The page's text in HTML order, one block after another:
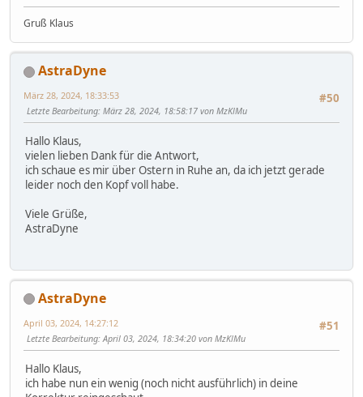
Gruß Klaus
AstraDyne
#50
März 28, 2024, 18:33:53
Letzte Bearbeitung: März 28, 2024, 18:58:17 von MzKlMu
Hallo Klaus,
vielen lieben Dank für die Antwort,
ich schaue es mir über Ostern in Ruhe an, da ich jetzt gerade
leider noch den Kopf voll habe.
Viele Grüße,
AstraDyne
AstraDyne
#51
April 03, 2024, 14:27:12
Letzte Bearbeitung: April 03, 2024, 18:34:20 von MzKlMu
Hallo Klaus,
ich habe nun ein wenig (noch nicht ausführlich) in deine